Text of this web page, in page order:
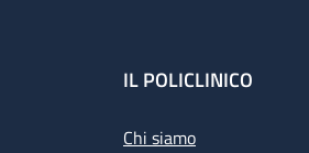
Footer
IL POLICLINICO
Chi siamo